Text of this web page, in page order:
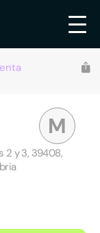
M
2 y 3, 39408,